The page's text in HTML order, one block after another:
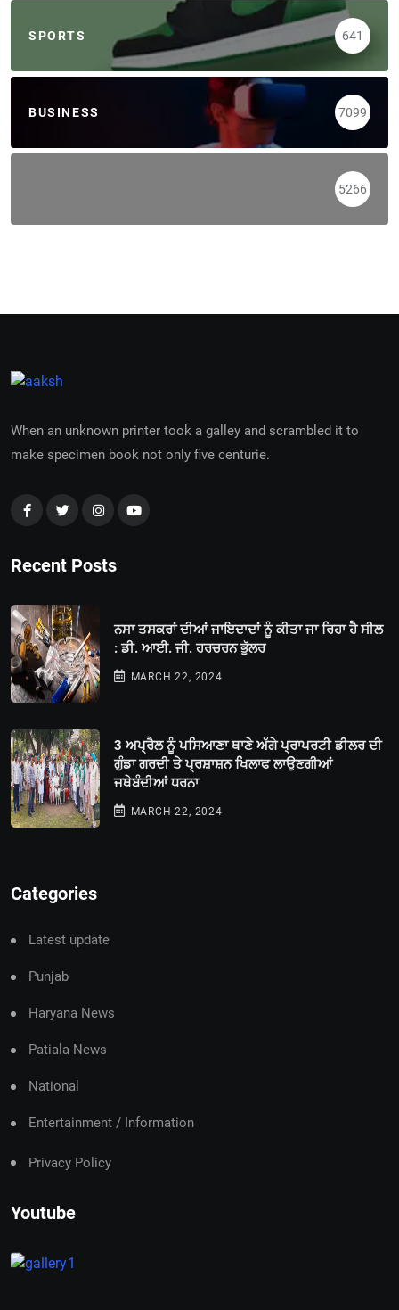
SPORTS 641
BUSINESS 7099
5266
When an unknown printer took a galley and scrambled it to
make specimen book not only five centurie.
Recent Posts
ਨਸਾ ਤਸਕਰਾਂ ਦੀਆਂ ਜਾਇਦਾਦਾਂ ਨੂੰ ਕੀਤਾ ਜਾ ਰਿਹਾ ਹੈ ਸੀਲ
: ਡੀ. ਆਈ. ਜੀ. ਹਰਚਰਨ ਭੁੱਲਰ
MARCH 22, 2024
3 ਅਪ੍ਰੈਲ ਨੂੰ ਪਸਿਆਣਾ ਥਾਣੇ ਅੱਗੇ ਪ੍ਰਾਪਰਟੀ ਡੀਲਰ ਦੀ
ਗੁੰਡਾ ਗਰਦੀ ਤੇ ਪ੍ਰਸ਼ਾਸ਼ਨ ਖਿਲਾਫ ਲਾਉਣਗੀਆਂ
ਜਥੇਬੰਦੀਆਂ ਧਰਨਾ
MARCH 22, 2024
Categories
Latest update
Punjab
Haryana News
Patiala News
National
Entertainment / Information
Privacy Policy
Youtube